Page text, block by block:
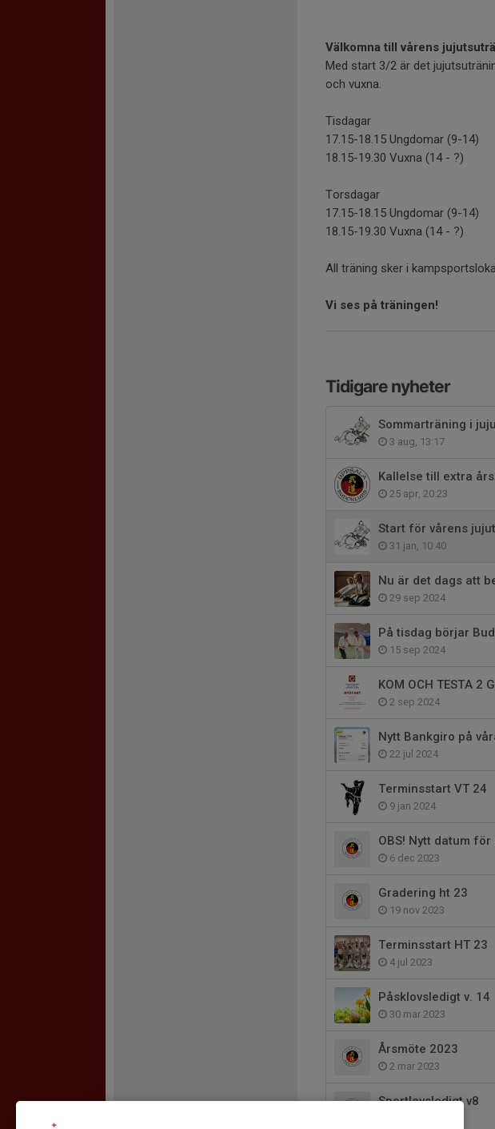
Välkomna till vårens
Med start 3/2 är det
och vuxna.
Tisdagar
17.15-18.15 Ungdomar (9-14)
18.15-19.30 Vuxna (14 - ?)
Torsdagar
17.15-18.15 Ungdomar (9-14)
18.15-19.30 Vuxna (14 - ?)
All träning sker i
Vi ses på träningen!
Tidigare nyheter
Sommarträning i
3 aug, 13:17
Kallelse till extra
25 apr, 20:23
Start för vårens
31 jan, 10:40
Nu är det dags att
29 sep 2024
På tisdag börjar
15 sep 2024
KOM OCH TESTA 2
2 sep 2024
Nytt Bankgiro på
22 jul 2024
Terminsstart VT 24
9 jan 2024
OBS! Nytt datum
6 dec 2023
Gradering ht 23
19 nov 2023
Terminsstart HT 23
4 jul 2023
Påsklovsledigt v. 14
30 mar 2023
Årsmöte 2023
2 mar 2023
Sportlovsledigt v8